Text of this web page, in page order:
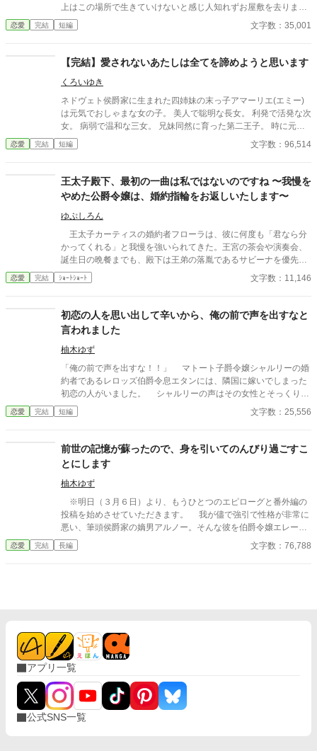
上はこの場所で生きていけないと感じ人知れずお屋敷を去りまし
た。 ――カプシーヌさえいなくなれば、何もかもうまく行く―
―。 ――カプシーヌがいなくなったおかげで、嬉しいことが起
誰もまだ知りません。今まで幸せな日常を過ごせていたのはカプ
シーヌのおかげで、そんな彼女が居なくなったことで自分達の人
生は間もなく１８０度変わってしまうことを。 １７日本編完
結。４月１日より、それぞれのその後を描く番外編の投稿をさせ
ていただきます。
恋愛 完結 短編 文字数：35,001
【完結】愛されないあたしは全てを諦めようと思います
くろいゆき
ネドヴェト侯爵家に生まれた四姉妹の末っ子アマーリエ(エミー)
は元気でおしゃまな女の子。 美人で聡明な長女。 利発で活発な次
女。 病弱で温和な三女。 兄妹同然に育った第二王子。 時に元気
が良すぎて、怒られるアマーリエは誰からも愛されている。 誰も
がそう思っていました。 サブタイトルが台詞ぽい時はアマーリエ
他の視点になります。
恋愛 完結 短編 文字数：96,514
王太子殿下、最初の一曲は私ではないのですね 〜我慢を
やめた公爵令嬢は、婚約指輪をお返しいたします〜
ゆぷしろん
王太子カーティスの婚約者フローラは、彼に何度も「君なら分
かってくれる」と我慢を強いられてきた。王宮の茶会や演奏会、
誕生日の晩餐までも、殿下は王弟の落胤であるサビーナを優先
し、フローラの傷を見ようとしない。ついに生誕舞踏会の最初の
一曲まで奪われた彼女は、周囲の視線にさらされながらも笑顔の
までの扱いを訴えると、サビーナもまた殿下の都合のよい言葉に
利用されていたと判明。カーティスは自分の甘えと無責任さを認
めきれず、国王は婚約解消と王太子活動の停止を命じる。 フロ
ーラは誰かの都合に合わせ続ける人生をやめ、自分の心を優先す
る穏やかな日々を取り戻す。そして、彼女を一人の人として尊重
するルシアンの手を取り、初めて自ら望んだ新たな未来へ歩み出
していく。
恋愛 完結 ｼｮｰﾄｼｮｰﾄ 文字数：11,146
初恋の人を思い出して辛いから、俺の前で声を出すなと
言われました
柚木ゆず
「俺の前で声を出すな！！」 マトート子爵令嬢シャルリーの婚
約者であるレロッズ伯爵令息エタンには、隣国に嫁いでしまった
初恋の人がいました。 シャルリーの声はその女性とそっくり
で、聞いていると恋人になれなかったその人のことを思い出して
しまう――。そんな理由でエタンは立場を利用してマトート家に
前で声を出すことさえも禁じてしまったのです。 自分の都合で
好き放題するエタン、そんな彼はまだ知りません。 その傍若無
人な振る舞いと自己中心的な性格が、あまりにも大きな災難をも
たらしてしまうことを。 ※１１月１８日、本編完結。時期は未
定ではありますが、シャルリーのその後などの番外編の投稿を予
定しております。 ※体調の影響により一時的に、最新作以外の
感想欄を閉じさせていただいております。
恋愛 完結 短編 文字数：25,556
前世の記憶が蘇ったので、身を引いてのんびり過ごすこ
とにします
柚木ゆず
※明日（３月６日）より、もうひとつのエピローグと番外編の
投稿を始めさせていただきます。 我が儘で強引で性格が非常に
悪い、筆頭侯爵家の嫡男アルノー。そんな彼を伯爵令嬢エレーヌ
は『ブレずに力強く引っ張ってくださる自信に満ちた方』と狂信
的に愛し、アルノーが自ら選んだ５人の婚約者候補の１人とし
異常が残っていたら候補者から脱落させると言い出すとか……。
そんな方に夢中になっていただなんて、私はなんて愚かなのかし
ら」 そのためエレーヌは即座に、候補者を辞退。その出来事が
切っ掛けとなって、エレーヌの人生は明るいものへと変化してゆ
くことになるのでした。
恋愛 完結 長編 文字数：76,788
アプリ一覧
公式SNS一覧